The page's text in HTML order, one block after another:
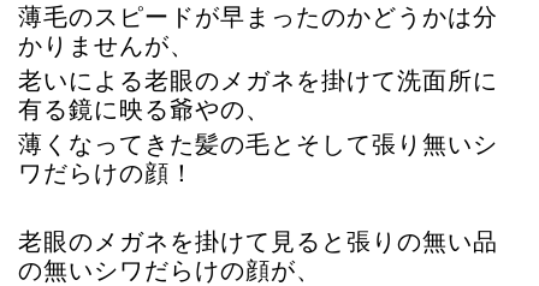
薄毛のスピードが早まったのかどうかは分
かりませんが、
老いによる老眼のメガネを掛けて洗面所に
有る鏡に映る爺やの、
薄くなってきた髪の毛とそして張り無いシ
ワだらけの顔！
老眼のメガネを掛けて見ると張りの無い品
の無いシワだらけの顔が、